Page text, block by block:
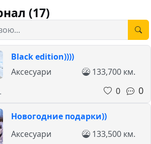
(17)
Black edition))))
Аксесуари
133,700 км.
0
0
Новогодние подарки))
Аксесуари 133,500 км.